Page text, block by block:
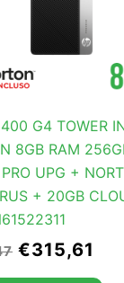
G4 TOWER
8GB RAM
UPG +
+ 20GB
€315,61